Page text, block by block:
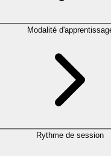
Modalité
Rythme de session